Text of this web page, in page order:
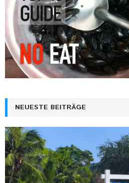
NEUESTE BEITRÄGE